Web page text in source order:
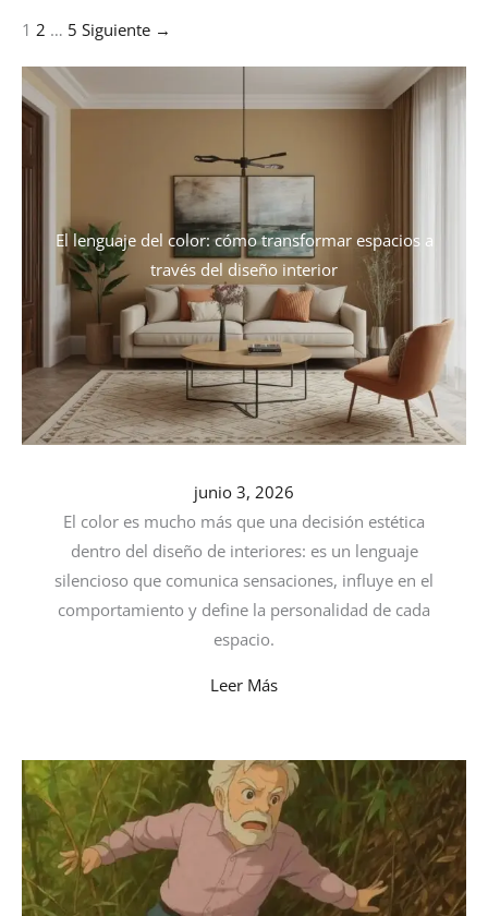
1 2 … 5 Siguiente →
El lenguaje del color: cómo transformar espacios a
través del diseño interior
junio 3, 2026
El color es mucho más que una decisión estética
dentro del diseño de interiores: es un lenguaje
silencioso que comunica sensaciones, influye en el
comportamiento y define la personalidad de cada
espacio.
Leer Más